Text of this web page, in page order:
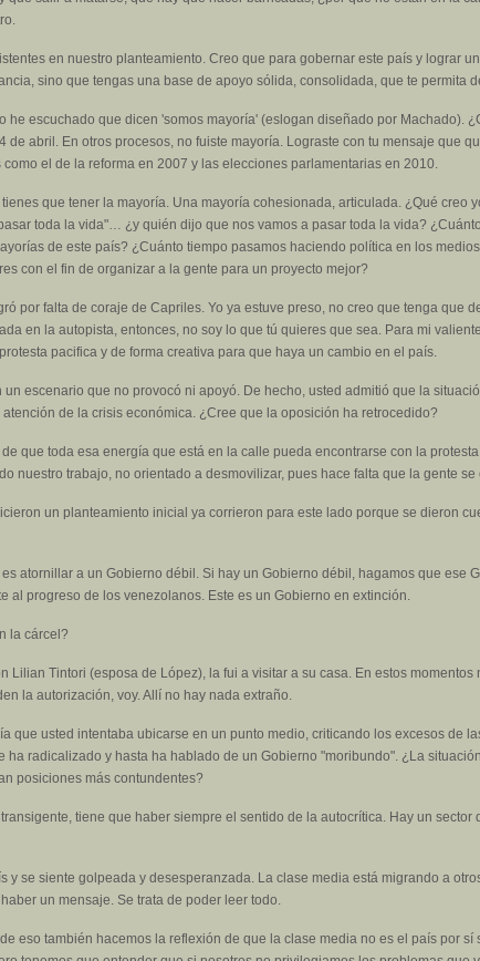
en nuestro planteamiento. Creo que para gobernar este país y lograr
sino que tengas una base de apoyo sólida, consolidada, que te permita
he escuchado que dicen 'somos mayoría' (eslogan diseñado por Machado).
de abril. En otros procesos, no fuiste mayoría. Lograste con tu mensaje que
el de la reforma en 2007 y las elecciones parlamentarias en 2010.
que tener la mayoría. Una mayoría cohesionada, articulada. ¿Qué creo
toda la vida"… ¿y quién dijo que nos vamos a pasar toda la vida?
de este país? ¿Cuánto tiempo pasamos haciendo política en los
con el fin de organizar a la gente para un proyecto mejor?
por falta de coraje de Capriles. Yo ya estuve preso, no creo que tenga que
en la autopista, entonces, no soy lo que tú quieres que sea. Para mi
pacifica y de forma creativa para que haya un cambio en el país.
escenario que no provocó ni apoyó. De hecho, usted admitió que la
de la crisis económica. ¿Cree que la oposición ha retrocedido?
que toda esa energía que está en la calle pueda encontrarse con la
nuestro trabajo, no orientado a desmovilizar, pues hace falta que la gente
un planteamiento inicial ya corrieron para este lado porque se dieron
atornillar a un Gobierno débil. Si hay un Gobierno débil, hagamos que ese
al progreso de los venezolanos. Este es un Gobierno en extinción.
la cárcel?
Lilian Tintori (esposa de López), la fui a visitar a su casa. En estos
la autorización, voy. Allí no hay nada extraño.
que usted intentaba ubicarse en un punto medio, criticando los excesos de
ha radicalizado y hasta ha hablado de un Gobierno "moribundo". ¿La
posiciones más contundentes?
tiene que haber siempre el sentido de la autocrítica. Hay un
y se siente golpeada y desesperanzada. La clase media está migrando a
un mensaje. Se trata de poder leer todo.
eso también hacemos la reflexión de que la clase media no es el país por